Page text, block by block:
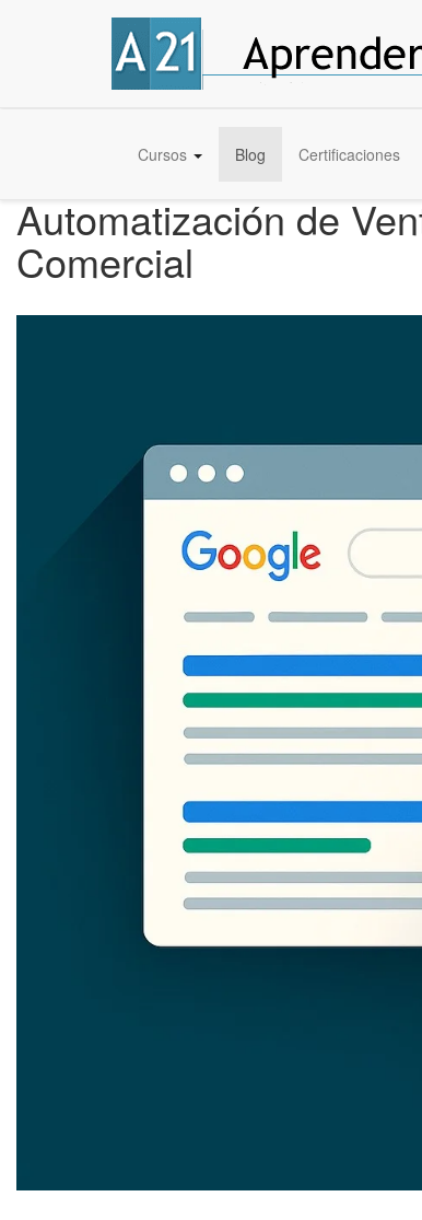
Cursos Blog Certificaciones
Automatización de
Comercial